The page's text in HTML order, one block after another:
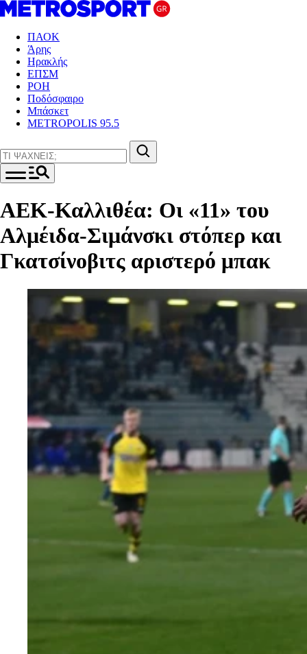
ΠΑΟΚ
Άρης
Ηρακλής
ΕΠΣΜ
ΡΟΗ
Ποδόσφαιρο
Μπάσκετ
METROPOLIS 95.5
AEK-Καλλιθέα: Οι «11» του
Αλμέιδα-Σιμάνσκι στόπερ και
Γκατσίνοβιτς αριστερό μπακ